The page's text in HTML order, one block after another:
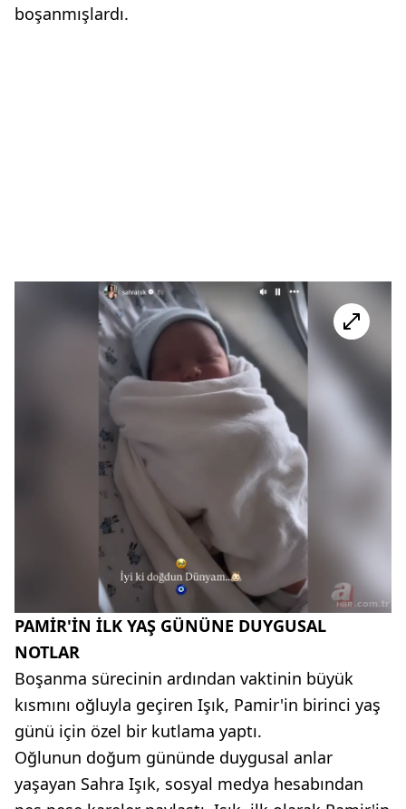
boşanmışlardı.
PAMİR'İN İLK YAŞ GÜNÜNE DUYGUSAL
NOTLAR
Boşanma sürecinin ardından vaktinin büyük
kısmını oğluyla geçiren Işık, Pamir'in birinci yaş
günü için özel bir kutlama yaptı.
Oğlunun doğum gününde duygusal anlar
yaşayan Sahra Işık, sosyal medya hesabından